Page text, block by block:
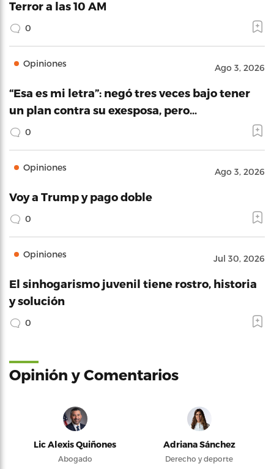
Terror a las 10 AM
0
Opiniones Ago 3, 2026
“Esa es mi letra”: negó tres veces bajo tener
un plan contra su exesposa, pero…
0
Opiniones Ago 3, 2026
Voy a Trump y pago doble
0
Opiniones Jul 30, 2026
El sinhogarismo juvenil tiene rostro, historia
y solución
0
Opinión y Comentarios
Lic Alexis Quiñones
Abogado
Adriana Sánchez
Derecho y deporte